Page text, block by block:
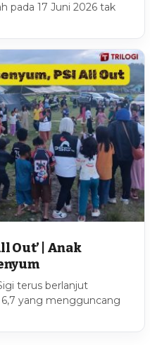
pada 17 Juni 2026 tak
Out’ | Anak
terus berlanjut
yang mengguncang